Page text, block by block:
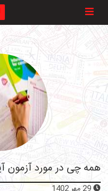
همه چی در مورد آزمون